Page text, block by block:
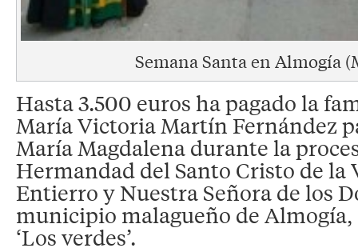
Semana Santa en Almogía
Hasta 3.500 euros ha pagado la
María Victoria Martín Fernández
María Magdalena durante la
Hermandad del Santo Cristo de la
Entierro y Nuestra Señora de los
municipio malagueño de
‘Los verdes’.